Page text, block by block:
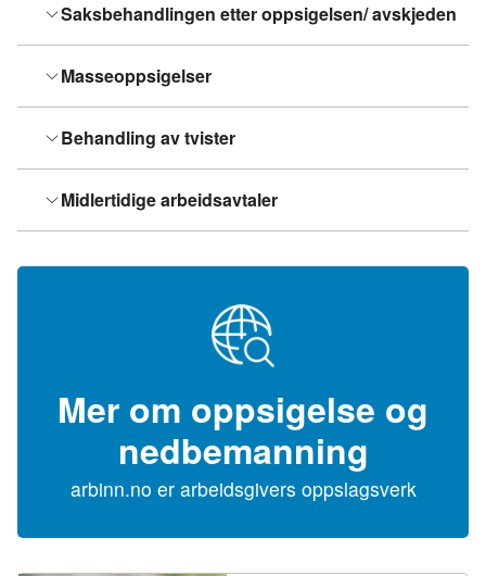
Saksbehandlingen etter oppsigelsen/ avskjeden
Masseoppsigelser
Behandling av tvister
Midlertidige arbeidsavtaler
Mer om oppsigelse og
nedbemanning
arbinn.no er arbeidsgivers oppslagsverk